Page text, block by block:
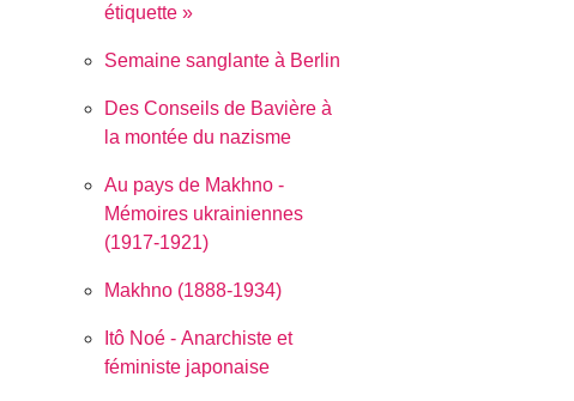
étiquette »
Semaine sanglante à Berlin
Des Conseils de Bavière à
la montée du nazisme
Au pays de Makhno -
Mémoires ukrainiennes
(1917-1921)
Makhno (1888-1934)
Itô Noé - Anarchiste et
féministe japonaise